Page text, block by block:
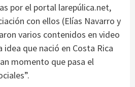
por el portal larepúlica.net,
con ellos (Elías Navarro y
varios contenidos en video
idea que nació en Costa Rica
momento que pasa el